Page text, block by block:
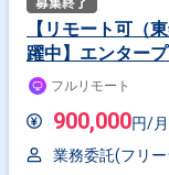
【リモート可（
躍中】エンター
ジニアをお任せし
フルリモート
900,000円/月
業務委託(フリ